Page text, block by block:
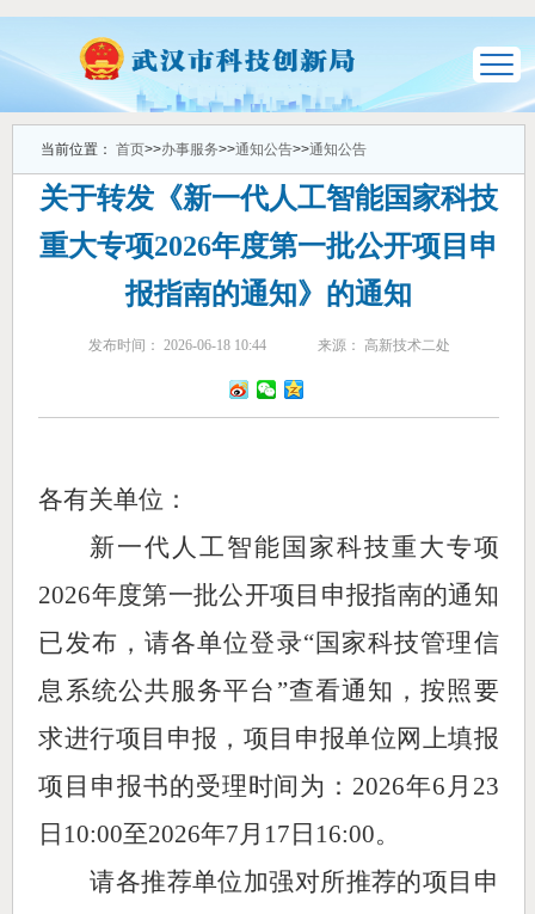
当前位置： 首页>>办事服务>>通知公告>>通知公告
关于转发《新一代人工智能国家科技
重大专项2026年度第一批公开项目申
报指南的通知》的通知
发布时间： 2026-06-18 10:44 来源： 高新技术二处
各有关单位：
新一代人工智能国家科技重大专项
2026年度第一批公开项目申报指南的通知
已发布， 请各单位登录“国家科技管理信
息系统公共服务平台”查看通知，按照要
求进行项目申报， 项目申报单位网上填报
项目申报书的受理时间为： 2026年6月23
日10:00至2026年7月17日16:00。
请各推荐单位加强对所推荐的项目申